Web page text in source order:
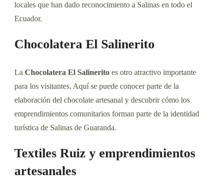
locales que han dado reconocimiento a Salinas en todo el
Ecuador.
Chocolatera El Salinerito
La Chocolatera El Salinerito es otro atractivo importante
para los visitantes. Aquí se puede conocer parte de la
elaboración del chocolate artesanal y descubrir cómo los
emprendimientos comunitarios forman parte de la identidad
turística de Salinas de Guaranda.
Textiles Ruiz y emprendimientos
artesanales